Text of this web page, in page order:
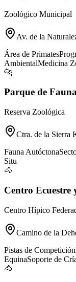
Zoológico Municipal
Av. de la
Área de Primates
AmbientalMedicina
🐆
Parque de
Reserva Zoológica
Ctra. de la Sierra
Fauna Autóctona
Situ
🐴
Centro Ecuestre
Centro Hípico
Camino de la
Pistas de Competición
EquinaSoporte de
🐴